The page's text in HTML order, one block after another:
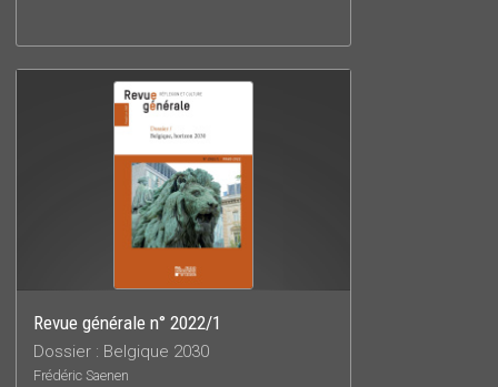
Revue générale n° 2022/1
Dossier : Belgique 2030
Frédéric Saenen